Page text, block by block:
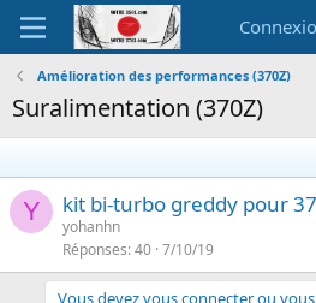
Amélioration des performances (370Z)
Suralimentation (370Z)
Y kit bi-turbo greddy pour
yohanhn
Réponses 40 7/10/19
Vous devez vous connecter ou